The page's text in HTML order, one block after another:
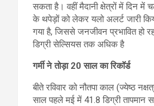
सकता है। वहीं मैदानी क्षेत्रों में दिन
के थपेड़ों को लेकर यलो अलर्ट जारी
गया है, जिससे जनजीवन प्रभावित
डिग्री सेल्सियस तक अधिक है
गर्मी ने तोड़ा 20 साल का रिकॉर्ड
बीते रविवार को नौतपा काल (ज्येष्ठ
साल पहले मई में 41.8 डिग्री तापमान